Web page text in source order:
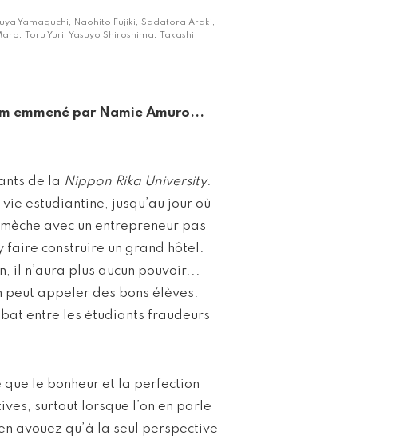
Yamaguchi, Naohito Fujiki, Sadatora Araki,
Toru Yuri, Yasuyo Shiroshima, Takashi
emmené par Namie Amuro...
de la Nippon Rika University.
estudiantine, jusqu’au jour où
avec un entrepreneur pas
faire construire un grand hôtel.
il n’aura plus aucun pouvoir...
peut appeler des bons élèves.
entre les étudiants fraudeurs
que le bonheur et la perfection
surtout lorsque l’on en parle
avouez qu’à la seul perspective